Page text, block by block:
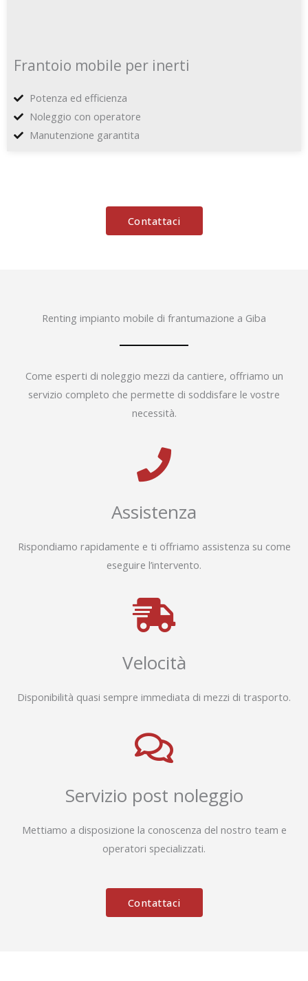
Frantoio mobile per inerti
Potenza ed efficienza
Noleggio con operatore
Manutenzione garantita
Contattaci
Renting impianto mobile di frantumazione a Giba
Come esperti di noleggio mezzi da cantiere, offriamo un
servizio completo che permette di soddisfare le vostre
necessità.
Assistenza
Rispondiamo rapidamente e ti offriamo assistenza su come
eseguire l’intervento.
Velocità
Disponibilità quasi sempre immediata di mezzi di trasporto.
Servizio post noleggio
Mettiamo a disposizione la conoscenza del nostro team e
operatori specializzati.
Contattaci